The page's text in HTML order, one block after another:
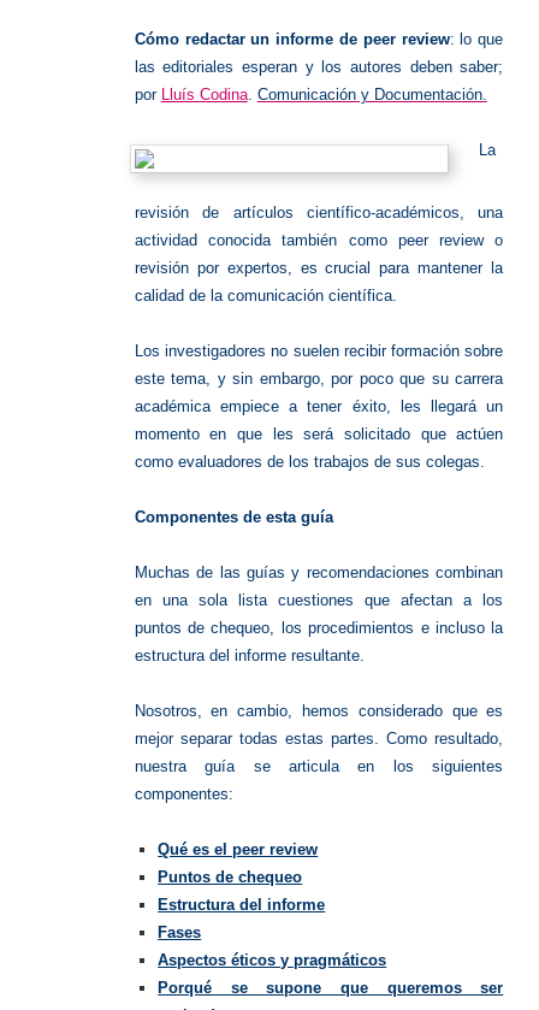
Cómo redactar un informe de peer review: lo que
las editoriales esperan y los autores deben saber;
por Lluís Codina. Comunicación y Documentación.
La
revisión de artículos científico-académicos, una
actividad conocida también como peer review o
revisión por expertos, es crucial para mantener la
calidad de la comunicación científica.
Los investigadores no suelen recibir formación sobre
este tema, y sin embargo, por poco que su carrera
académica empiece a tener éxito, les llegará un
momento en que les será solicitado que actúen
como evaluadores de los trabajos de sus colegas.
Componentes de esta guía
Muchas de las guías y recomendaciones combinan
en una sola lista cuestiones que afectan a los
puntos de chequeo, los procedimientos e incluso la
estructura del informe resultante.
Nosotros, en cambio, hemos considerado que es
mejor separar todas estas partes. Como resultado,
nuestra guía se articula en los siguientes
componentes:
Qué es el peer review
Puntos de chequeo
Estructura del informe
Fases
Aspectos éticos y pragmáticos
Porqué se supone que queremos ser